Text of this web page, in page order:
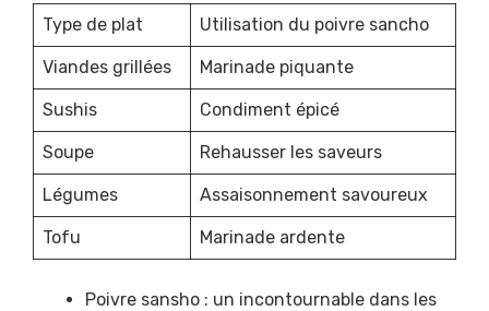
Type de plat Utilisation du poivre sancho
Viandes grillées Marinade piquante
Sushis Condiment épicé
Soupe Rehausser les saveurs
Légumes Assaisonnement savoureux
Tofu Marinade ardente
Poivre sansho : un incontournable dans les